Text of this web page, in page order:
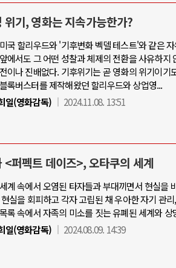
위기, 영화는 지속가능한가?
국 할리우드와 '기후변화 벡델 테스트'와 같은
에서도 그 어떤 성찰과 체제의 전환을 사유하지
이나 진배없다. 기후위기는 곧 영화의 위기이기
록버스터를 제작해왔던 할리우드와 상업영...
일(영화감독)
2024.11.08. 13:51
<퍼펙트 데이즈>, 오타쿠의 세계
계 속에서 오염된 타자들과 부대끼면서 현실을
실을 회피하고 각자 고립된 채 우아한 자기 관
록 속에서 자족의 미소를 짓는 유폐된 세계와
일(영화감독)
2024.08.09. 14:39